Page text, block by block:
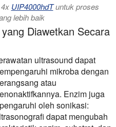
UIP4000hdTuntuk proses
lebih baik
Diawetkan Secara
ultrasound dapat
mikroba dengan
atau
Enzim juga
oleh sonikasi:
dapat mengubah